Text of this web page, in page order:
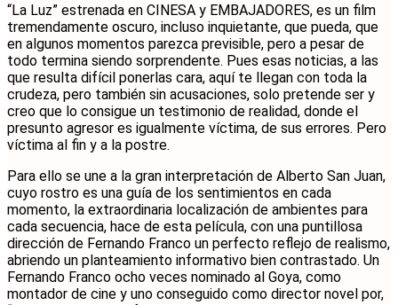
“La Luz” estrenada en CINESA y EMBAJADORES, es un film
tremendamente oscuro, incluso inquietante, que pueda, que
en algunos momentos parezca previsible, pero a pesar de
todo termina siendo sorprendente. Pues esas noticias, a las
que resulta difícil ponerlas cara, aquí te llegan con toda la
crudeza, pero también sin acusaciones, solo pretende ser y
creo que lo consigue un testimonio de realidad, donde el
presunto agresor es igualmente víctima, de sus errores. Pero
víctima al fin y a la postre.
Para ello se une a la gran interpretación de Alberto San Juan,
cuyo rostro es una guía de los sentimientos en cada
momento, la extraordinaria localización de ambientes para
cada secuencia, hace de esta película, con una puntillosa
dirección de Fernando Franco un perfecto reflejo de realismo,
abriendo un planteamiento informativo bien contrastado. Un
Fernando Franco ocho veces nominado al Goya, como
montador de cine y uno conseguido como director novel por,